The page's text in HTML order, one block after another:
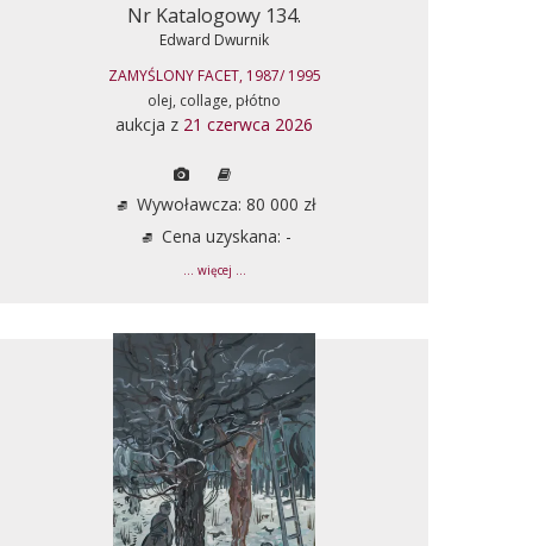
Nr Katalogowy 134.
Edward Dwurnik
ZAMYŚLONY FACET, 1987/ 1995
olej, collage, płótno
aukcja z 21 czerwca 2026
Wywoławcza: 80 000 zł
Cena uzyskana: -
... więcej ...